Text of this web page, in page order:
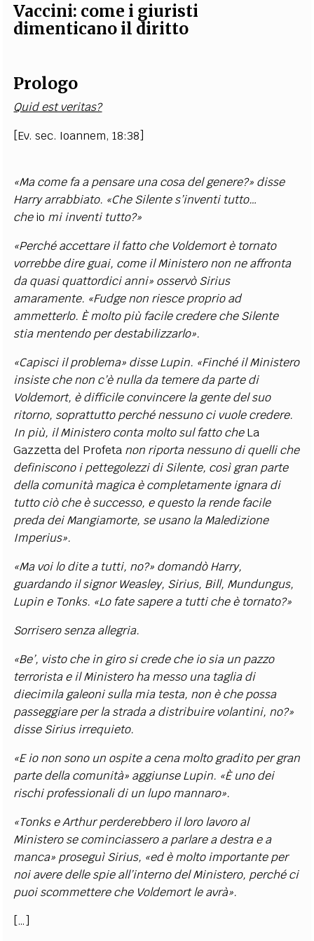
Vaccini: come i giuristi
dimenticano il diritto
Prologo
Quid est veritas?
[Ev. sec. Ioannem, 18:38]
«Ma come fa a pensare una cosa del genere?» disse
Harry arrabbiato. «Che Silente s’inventi tutto…
cheio mi inventi tutto?»
«Perché accettare il fatto che Voldemort è tornato
vorrebbe dire guai, come il Ministero non ne affronta
da quasi quattordici anni» osservò Sirius
amaramente. «Fudge non riesce proprio ad
ammetterlo. È molto più facile credere che Silente
stia mentendo per destabilizzarlo».
«Capisci il problema» disse Lupin. «Finché il Ministero
insiste che non c’è nulla da temere da parte di
Voldemort, è difficile convincere la gente del suo
ritorno, soprattutto perché nessuno ci vuole credere.
In più, il Ministero conta molto sul fatto cheLa
Gazzetta del Profeta non riporta nessuno di quelli che
definiscono i pettegolezzi di Silente, così gran parte
della comunità magica è completamente ignara di
tutto ciò che è successo, e questo la rende facile
preda dei Mangiamorte, se usano la Maledizione
Imperius».
«Ma voi lo dite a tutti, no?» domandò Harry,
guardando il signor Weasley, Sirius, Bill, Mundungus,
Lupin e Tonks. «Lo fate sapere a tutti che è tornato?»
Sorrisero senza allegria.
«Be’, visto che in giro si crede che io sia un pazzo
terrorista e il Ministero ha messo una taglia di
diecimila galeoni sulla mia testa, non è che possa
passeggiare per la strada a distribuire volantini, no?»
disse Sirius irrequieto.
«E io non sono un ospite a cena molto gradito per gran
parte della comunità» aggiunse Lupin. «Èuno dei
rischi professionali di un lupo mannaro».
«Tonks e Arthur perderebbero il loro lavoro al
Ministero se cominciassero a parlare a destra e a
manca» proseguì Sirius, «ed è molto importante per
noi avere delle spie all’interno del Ministero, perché ci
puoi scommettere che Voldemort le avrà».
[…]